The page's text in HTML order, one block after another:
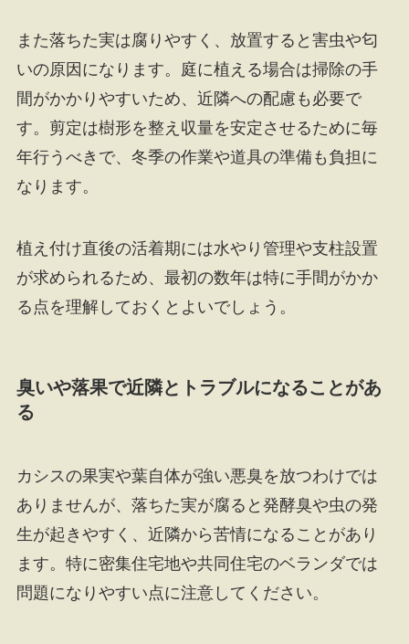
また落ちた実は腐りやすく、放置すると害虫や匂
いの原因になります。庭に植える場合は掃除の手
間がかかりやすいため、近隣への配慮も必要で
す。剪定は樹形を整え収量を安定させるために毎
年行うべきで、冬季の作業や道具の準備も負担に
なります。
植え付け直後の活着期には水やり管理や支柱設置
が求められるため、最初の数年は特に手間がかか
る点を理解しておくとよいでしょう。
臭いや落果で近隣とトラブルになることがあ
る
カシスの果実や葉自体が強い悪臭を放つわけでは
ありませんが、落ちた実が腐ると発酵臭や虫の発
生が起きやすく、近隣から苦情になることがあり
ます。特に密集住宅地や共同住宅のベランダでは
問題になりやすい点に注意してください。